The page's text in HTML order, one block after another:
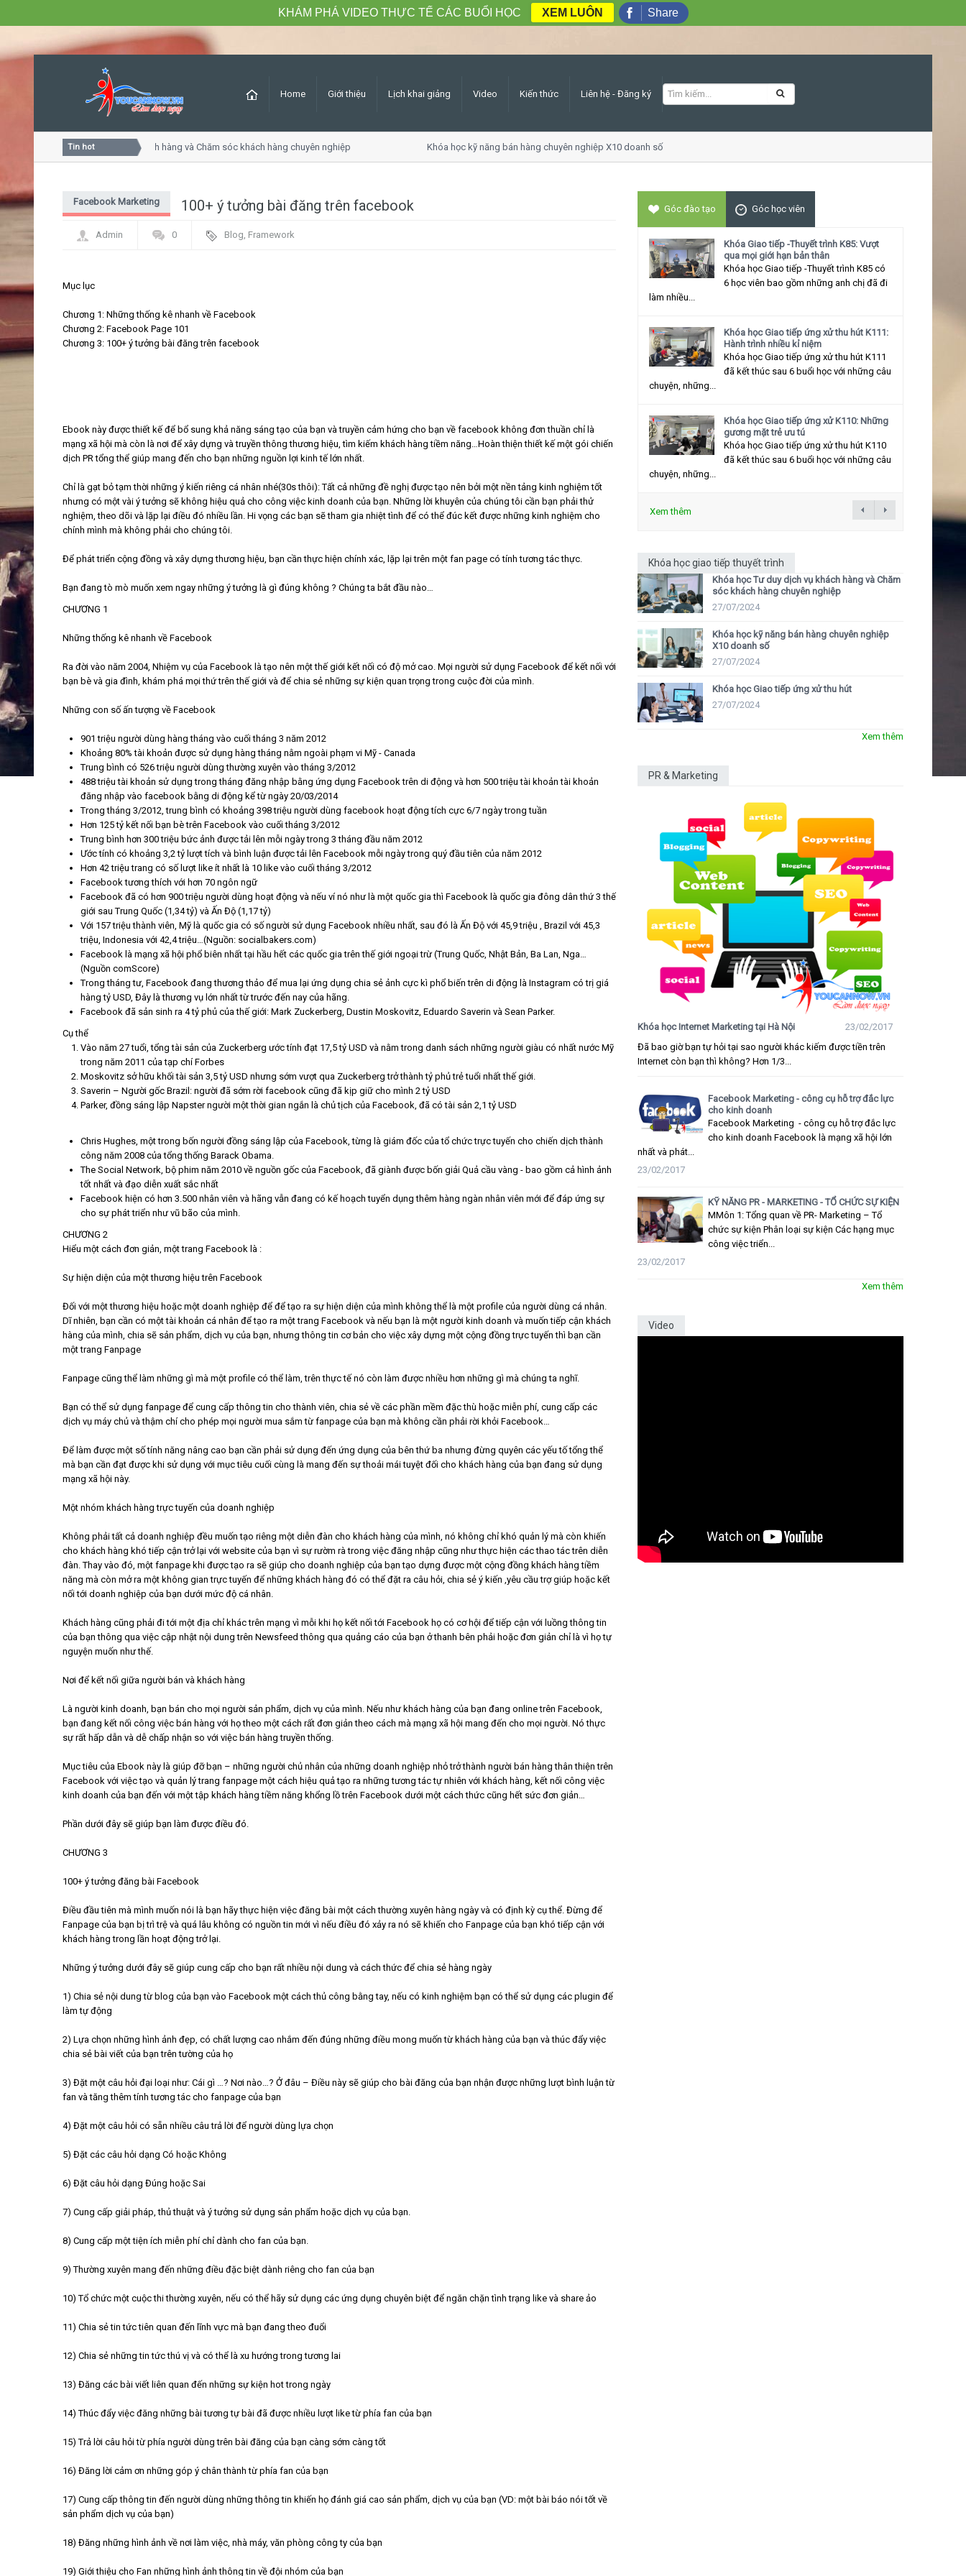
Home Giới thiệu Lịch khai giảng Video Kiến thức Liên hệ - Đăng ký
Tin hot
Khóa học Tư duy dịch vụ khách hàng và Chăm sóc khách hàng chuyên nghiệp Khóa học kỹ năng bán hàng chuyên nghiệp X10 doanh số
100+ ý tưởng bài đăng trên facebook
Facebook Marketing
Admin 0 Blog, Framework
Mục lục​
Chương 1: Những thống kê nhanh về Facebook
Chương 2: Facebook Page 101
Chương 3: 100+ ý tưởng bài đăng trên facebook
Ebook này được thiết kế để bổ sung khả năng sáng tạo của bạn và truyền cảm hứng cho bạn về facebook không đơn thuần chỉ là
mạng xã hội mà còn là nơi để xây dựng và truyền thông thương hiệu, tìm kiếm khách hàng tiềm năng…Hoàn thiện thiết kế một gói chiến
dịch PR tổng thể giúp mang đến cho bạn những nguồn lợi kinh tế lớn nhất.
Chỉ là gạt bỏ tạm thời những ý kiến riêng cá nhân nhé(30s thôi): Tất cả những đề nghị được tạo nên bởi một nền tảng kinh nghiệm tốt
nhưng có một vài ý tưởng sẽ không hiệu quả cho công việc kinh doanh của bạn. Những lời khuyên của chúng tôi cần bạn phải thử
nghiệm, theo dõi và lặp lại điều đó nhiều lần. Hi vọng các bạn sẽ tham gia nhiệt tình để có thể đúc kết được những kinh nghiệm cho
chính mình mà không phải cho chúng tôi.
Để phát triển cộng đồng và xây dựng thương hiệu, bạn cần thực hiện chính xác, lặp lại trên một fan page có tính tương tác thực.
Bạn đang tò mò muốn xem ngay những ý tưởng là gì đúng không ? Chúng ta bắt đầu nào…
CHƯƠNG 1​
Những thống kê nhanh về Facebook
Ra đời vào năm 2004, Nhiệm vụ của Facebook là tạo nên một thế giới kết nối có độ mở cao. Mọi người sử dụng Facebook để kết nối với
bạn bè và gia đình, khám phá mọi thứ trên thế giới và để chia sẻ những sự kiện quan trọng trong cuộc đời của mình.
Những con số ấn tượng về Facebook
901 triệu người dùng hàng tháng vào cuối tháng 3 năm 2012
Khoảng 80% tài khoản được sử dụng hàng tháng nằm ngoài phạm vi Mỹ - Canada
Trung bình có 526 triệu người dùng thường xuyên vào tháng 3/2012
488 triệu tài khoản sử dụng trong tháng đăng nhập bằng ứng dụng Facebook trên di động và hơn 500 triệu tài khoản tài khoản
đăng nhập vào facebook bằng di động kể từ ngày 20/03/2014
Trong tháng 3/2012, trung bình có khoảng 398 triệu người dùng facebook hoạt động tích cực 6/7 ngày trong tuần
Hơn 125 tỷ kết nối bạn bè trên Facebook vào cuối tháng 3/2012
Trung bình hơn 300 triệu bức ảnh được tải lên mỗi ngày trong 3 tháng đầu năm 2012
Ước tính có khoảng 3,2 tỷ lượt tích và bình luận được tải lên Facebook mỗi ngày trong quý đầu tiên của năm 2012
Hơn 42 triệu trang có số lượt like ít nhất là 10 like vào cuối tháng 3/2012
Facebook tương thích với hơn 70 ngôn ngữ
Facebook đã có hơn 900 triệu người dùng hoạt động và nếu ví nó như là một quốc gia thì Facebook là quốc gia đông dân thứ 3 thế
giới sau Trung Quốc (1,34 tỷ) và Ấn Độ (1,17 tỷ)
Với 157 triệu thành viên, Mỹ là quốc gia có số người sử dụng Facebook nhiều nhất, sau đó là Ấn Độ với 45,9 triệu , Brazil với 45,3
triệu, Indonesia với 42,4 triệu…(Nguồn: socialbakers.com)
Facebook là mạng xã hội phổ biên nhất tại hầu hết các quốc gia trên thế giới ngoại trừ (Trung Quốc, Nhật Bản, Ba Lan, Nga…
(Nguồn comScore)
Trong tháng tư, Facebook đang thương thảo để mua lại ứng dụng chia sẻ ảnh cực kì phổ biến trên di động là Instagram có trị giá
hàng tỷ USD, Đây là thương vụ lớn nhất từ trước đến nay của hãng.
Facebook đã sản sinh ra 4 tỷ phủ của thế giới: Mark Zuckerberg, Dustin Moskovitz, Eduardo Saverin và Sean Parker.
Cụ thể
Vào năm 27 tuổi, tổng tài sản của Zuckerberg ước tính đạt 17,5 tỷ USD và nằm trong danh sách những người giàu có nhất nước Mỹ
trong năm 2011 của tạp chí Forbes
Moskovitz sở hữu khối tài sản 3,5 tỷ USD nhưng sớm vượt qua Zuckerberg trở thành tỷ phủ trẻ tuổi nhất thế giới.
Saverin – Người gốc Brazil: người đã sớm rời facebook cũng đã kịp giữ cho mình 2 tỷ USD
Parker, đồng sáng lập Napster người một thời gian ngắn là chủ tịch của Facebook, đã có tài sản 2,1 tỷ USD
Chris Hughes, một trong bốn người đồng sáng lập của Facebook, từng là giám đốc của tổ chức trực tuyến cho chiến dịch thành
công năm 2008 của tổng thống Barack Obama.
The Social Network, bộ phim năm 2010 về nguồn gốc của Facebook, đã giành được bốn giải Quả cầu vàng - bao gồm cả hình ảnh
tốt nhất và đạo diễn xuất sắc nhất
Facebook hiện có hơn 3.500 nhân viên và hãng vẫn đang có kế hoạch tuyển dụng thêm hàng ngàn nhân viên mới để đáp ứng sự
cho sự phát triển như vũ bão của mình.
CHƯƠNG 2​
Hiểu một cách đơn giản, một trang Facebook là :
Sự hiện diện của một thương hiệu trên Facebook
Đối với một thương hiệu hoặc một doanh nghiệp để để tạo ra sự hiện diện của mình không thể là một profile của người dùng cá nhân.
Dĩ nhiên, bạn cần có một tài khoản cá nhân để tạo ra một trang Facebook và nếu bạn là một người kinh doanh và muốn tiếp cận khách
hàng của mình, chia sẽ sản phẩm, dịch vụ của bạn, nhưng thông tin cơ bản cho việc xây dựng một cộng đồng trực tuyến thì bạn cần
một trang Fanpage
Fanpage cũng thể làm những gì mà một profile có thể làm, trên thực tế nó còn làm được nhiều hơn những gì mà chúng ta nghĩ.
Bạn có thể sử dụng fanpage để cung cấp thông tin cho thành viên, chia sẻ về các phần mềm đặc thù hoặc miễn phí, cung cấp các
dịch vụ máy chủ và thậm chí cho phép mọi người mua sắm từ fanpage của bạn mà không cần phải rời khỏi Facebook…
Để làm được một số tính năng nâng cao bạn cần phải sử dụng đến ứng dụng của bên thứ ba nhưng đừng quyên các yếu tố tổng thể
mà bạn cần đạt được khi sử dụng với mục tiêu cuối cùng là mang đến sự thoải mái tuyệt đối cho khách hàng của bạn đang sử dụng
mạng xã hội này.
Một nhóm khách hàng trực tuyến của doanh nghiệp
Không phải tất cả doanh nghiệp đều muốn tạo riêng một diễn đàn cho khách hàng của mình, nó không chỉ khó quản lý mà còn khiến
cho khách hàng khó tiếp cận trở lại với website của bạn vì sự rườm rà trong việc đăng nhập cũng như thực hiện các thao tác trên diễn
đàn. Thay vào đó, một fanpage khi được tạo ra sẽ giúp cho doanh nghiệp của bạn tạo dựng được một cộng đồng khách hàng tiềm
năng mà còn mở ra một không gian trực tuyến để những khách hàng đó có thể đặt ra câu hỏi, chia sẻ ý kiến ,yêu cầu trợ giúp hoặc kết
nối tới doanh nghiệp của bạn dưới mức độ cá nhân.
Khách hàng cũng phải đi tới một địa chỉ khác trên mạng vì mỗi khi họ kết nối tới Facebook họ có cơ hội để tiếp cận với luồng thông tin
của bạn thông qua việc cập nhật nội dung trên Newsfeed thông qua quảng cáo của bạn ở thanh bên phải hoặc đơn giản chỉ là vì họ tự
nguyện muốn như thế.
Nơi để kết nối giữa người bán và khách hàng
Là người kinh doanh, bạn bán cho mọi người sản phẩm, dịch vụ của mình. Nếu như khách hàng của bạn đang online trên Facebook,
bạn đang kết nối công việc bán hàng với họ theo một cách rất đơn giản theo cách mà mạng xã hội mang đến cho mọi người. Nó thực
sự rất hấp dẫn và dễ chấp nhận so với việc bán hàng truyền thống.
Mục tiêu của Ebook này là giúp đỡ bạn – những người chủ nhân của những doanh nghiệp nhỏ trở thành người bán hàng thân thiện trên
Facebook với việc tạo và quản lý trang fanpage một cách hiệu quả tạo ra những tương tác tự nhiên với khách hàng, kết nối công việc
kinh doanh của bạn đến với một tập khách hàng tiềm năng khổng lồ trên Facebook dưới một cách thức cũng hết sức đơn giản…
Phần dưới đây sẽ giúp bạn làm được điều đó.
CHƯƠNG 3​
100+ ý tưởng đăng bài Facebook
Điều đầu tiên mà mình muốn nói là bạn hãy thực hiện việc đăng bài một cách thường xuyên hàng ngày và có định kỳ cụ thể. Đừng để
Fanpage của bạn bị trì trệ và quá lâu không có nguồn tin mới vì nếu điều đó xảy ra nó sẽ khiến cho Fanpage của bạn khó tiếp cận với
khách hàng trong lần hoạt động trở lại.
Những ý tưởng dưới đây sẽ giúp cung cấp cho bạn rất nhiều nội dung và cách thức để chia sẻ hàng ngày
1) Chia sẻ nội dung từ blog của bạn vào Facebook một cách thủ công bằng tay, nếu có kinh nghiệm bạn có thể sử dụng các plugin để
làm tự động
2) Lựa chọn những hình ảnh đẹp, có chất lượng cao nhắm đến đúng những điều mong muốn từ khách hàng của bạn và thúc đẩy việc
chia sẻ bài viết của bạn trên tường của họ
3) Đặt một câu hỏi đại loại như: Cái gì …? Nơi nào…? Ở đâu – Điều này sẽ giúp cho bài đăng của bạn nhận được những lượt bình luận từ
fan và tăng thêm tính tương tác cho fanpage của bạn
4) Đặt một câu hỏi có sẵn nhiều câu trả lời để người dùng lựa chọn
5) Đặt các câu hỏi dạng Có hoặc Không
6) Đặt câu hỏi dạng Đúng hoặc Sai
7) Cung cấp giải pháp, thủ thuật và ý tưởng sử dụng sản phẩm hoặc dịch vụ của bạn.
8) Cung cấp một tiện ích miễn phí chỉ dành cho fan của bạn.
9) Thường xuyên mang đến những điều đặc biệt dành riêng cho fan của bạn
10) Tổ chức một cuộc thi thường xuyên, nếu có thể hãy sử dụng các ứng dụng chuyên biệt để ngăn chặn tình trạng like và share ảo
11) Chia sẻ tin tức tiên quan đến lĩnh vực mà bạn đang theo đuổi
12) Chia sẻ những tin tức thú vị và có thể là xu hướng trong tương lai
13) Đăng các bài viết liên quan đến những sự kiện hot trong ngày
14) Thúc đẩy việc đăng những bài tương tự bài đã được nhiều lượt like từ phía fan của bạn
15) Trả lời câu hỏi từ phía người dùng trên bài đăng của bạn càng sớm càng tốt
16) Đăng lời cảm ơn những góp ý chân thành từ phía fan của bạn
17) Cung cấp thông tin đến người dùng những thông tin khiến họ đánh giá cao sản phẩm, dịch vụ của bạn (VD: một bài báo nói tốt về
sản phẩm dịch vụ của bạn)
18) Đăng những hình ảnh về nơi làm việc, nhà máy, văn phòng công ty của bạn
19) Giới thiệu cho Fan những hình ảnh thông tin về đội nhóm của bạn
Góc đào tạo Góc học viên
Khóa Giao tiếp -Thuyết trình K85: Vượt
qua mọi giới hạn bản thân
Khóa học Giao tiếp -Thuyết trình K85 có
6 học viên bao gồm những anh chị đã đi
làm nhiều...
Khóa học Giao tiếp ứng xử thu hút K111:
Hành trình nhiều kỉ niệm
Khóa học Giao tiếp ứng xử thu hút K111
đã kết thúc sau 6 buổi học với những câu
chuyện, những...
Khóa học Giao tiếp ứng xử K110: Những
gương mặt trẻ ưu tú
Khóa học Giao tiếp ứng xử thu hút K110
đã kết thúc sau 6 buổi học với những câu
chuyện, những...
Xem thêm
Khóa học giao tiếp thuyết trình
Khóa học Tư duy dịch vụ khách hàng và Chăm
sóc khách hàng chuyên nghiệp
27/07/2024
Khóa học kỹ năng bán hàng chuyên nghiệp
X10 doanh số
27/07/2024
Khóa học Giao tiếp ứng xử thu hút
27/07/2024
Xem thêm
PR & Marketing
Khóa học Internet Marketing tại Hà Nội
23/02/2017
Đã bao giờ bạn tự hỏi tại sao người khác kiếm được tiền trên
Internet còn bạn thì không? Hơn 1/3...
Facebook Marketing - công cụ hỗ trợ đắc lực
cho kinh doanh
Facebook Marketing - công cụ hỗ trợ đắc lực
cho kinh doanh Facebook là mạng xã hội lớn
nhất và phát...
23/02/2017
KỸ NĂNG PR - MARKETING - TỔ CHỨC SỰ KIỆN
MMôn 1: Tổng quan về PR- Marketing – Tổ
chức sự kiện Phân loại sự kiện Các hạng mục
công việc triển...
23/02/2017
Xem thêm
Video
KHÁM PHÁ VIDEO THỰC TẾ CÁC BUỔI HỌC XEM LUÔN Share